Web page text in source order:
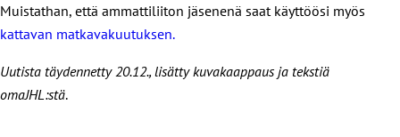
Muistathan, että ammattiliiton jäsenenä saat käyttöösi myös
kattavan matkavakuutuksen.
Uutista täydennetty 20.12., lisätty kuvakaappaus ja tekstiä
omaJHL:stä.